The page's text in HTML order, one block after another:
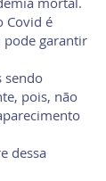
Covid é
garantir
sendo
pois, não
dessa